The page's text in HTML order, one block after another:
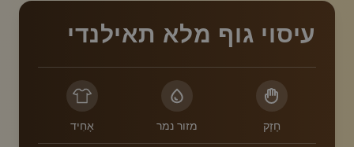
עיסוי גוף מלא תאילנדי
חָזָק מזור נמר אָחִיד